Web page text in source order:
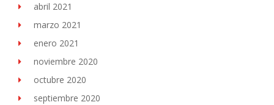
abril 2021
marzo 2021
enero 2021
noviembre 2020
octubre 2020
septiembre 2020